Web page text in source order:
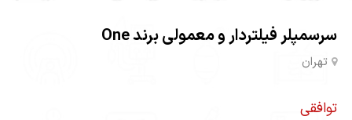
سرسمپلر فیلتردار و معمولی برند One
تهران
توافقی